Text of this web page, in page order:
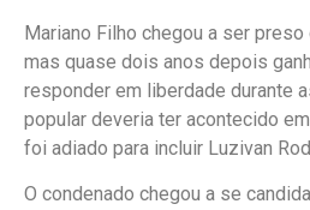
Mariano Filho chegou a ser
mas quase dois anos depois
responder em liberdade durante
popular deveria ter acontecido
foi adiado para incluir Luzivan
O condenado chegou a se